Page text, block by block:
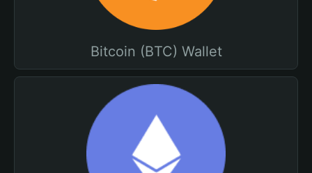
Bitcoin (BTC) Wallet